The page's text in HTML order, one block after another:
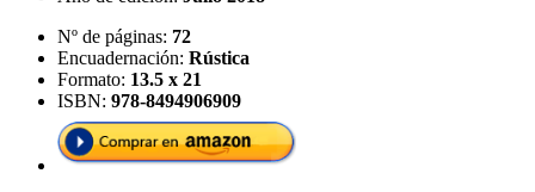
Nº de páginas: 72
Encuadernación: Rústica
Formato: 13.5 x 21
ISBN: 978-8494906909